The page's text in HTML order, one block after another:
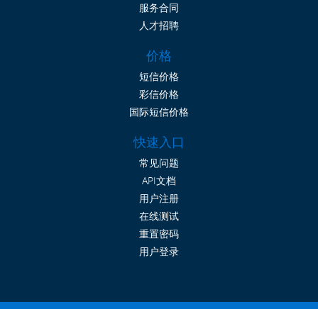
服务合同
人才招聘
价格
短信价格
彩信价格
国际短信价格
快速入口
常见问题
API文档
用户注册
在线测试
重置密码
用户登录